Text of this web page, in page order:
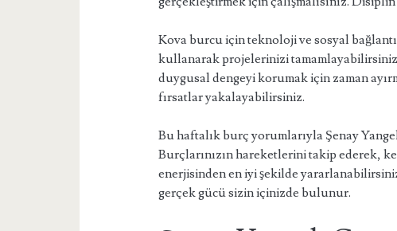
Kova burcu için teknoloji ve sosyal
kullanarak projelerinizi
duygusal dengeyi korumak için zaman
fırsatlar yakalayabilirsiniz.
Bu haftalık burç yorumlarıyla Şenay
Burçlarınızın hareketlerini takip ederek,
enerjisinden en iyi şekilde
gerçek gücü sizin içinizde bulunur.